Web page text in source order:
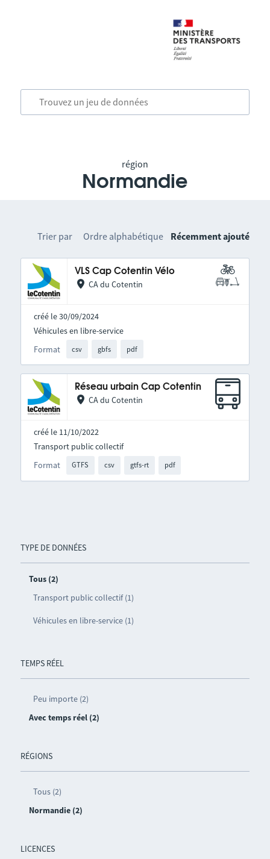
région
Normandie
TYPE DE DONNÉES
Tous (2)
Transport public collectif (1)
Véhicules en libre-service (1)
TEMPS RÉEL
Peu importe (2)
Avec temps réel (2)
RÉGIONS
Tous (2)
Normandie (2)
LICENCES
Trier par Ordre alphabétique Récemment ajouté
VLS Cap Cotentin Vélo
CA du Cotentin
créé le 30/09/2024
Format csv gbfs pdf
Véhicules en libre-service
Réseau urbain Cap Cotentin
CA du Cotentin
créé le 11/10/2022
Format GTFS csv gtfs-rt pdf
Transport public collectif